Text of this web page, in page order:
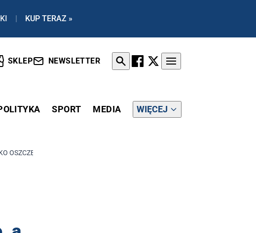
| KUP TERAZ »
SKLEP NEWSLETTER
SPORT MEDIA WIĘCEJ
OSZCZĘDNOŚCI 52-LATKA